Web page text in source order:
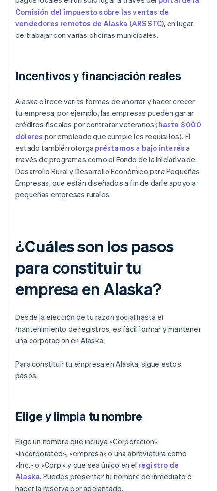
Comisión del impuesto sobre las ventas de
vendedores remotos de Alaska (ARSSTC), en lugar
de trabajar con varias oficinas municipales.
Incentivos y financiación reales
Alaska ofrece varias formas de ahorrar y hacer crecer
tu empresa, por ejemplo, las empresas pueden ganar
créditos fiscales por contratar veteranos (hasta 3,000
dólares por empleado que cumple los requisitos). El
estado también otorga préstamos a bajo interés a
través de programas como el Fondo de la Iniciativa de
Desarrollo Rural y Desarrollo Económico para Pequeñas
Empresas, que están diseñados a fin de darle apoyo a
pequeñas empresas rurales.
¿Cuáles son los pasos
para constituir tu
empresa en Alaska?
Desde la elección de tu razón social hasta el
mantenimiento de registros, es fácil formar y mantener
una corporación en Alaska.
Para constituir tu empresa en Alaska, sigue estos
pasos.
Elige y limpia tu nombre
Elige un nombre que incluya «Corporación»,
«Incorporated», «empresa» o una abreviatura como
«Inc.» o «Corp.» y que sea único en el registro de
Alaska. Puedes presentar tu nombre de inmediato o
hacer la reserva por adelantado.